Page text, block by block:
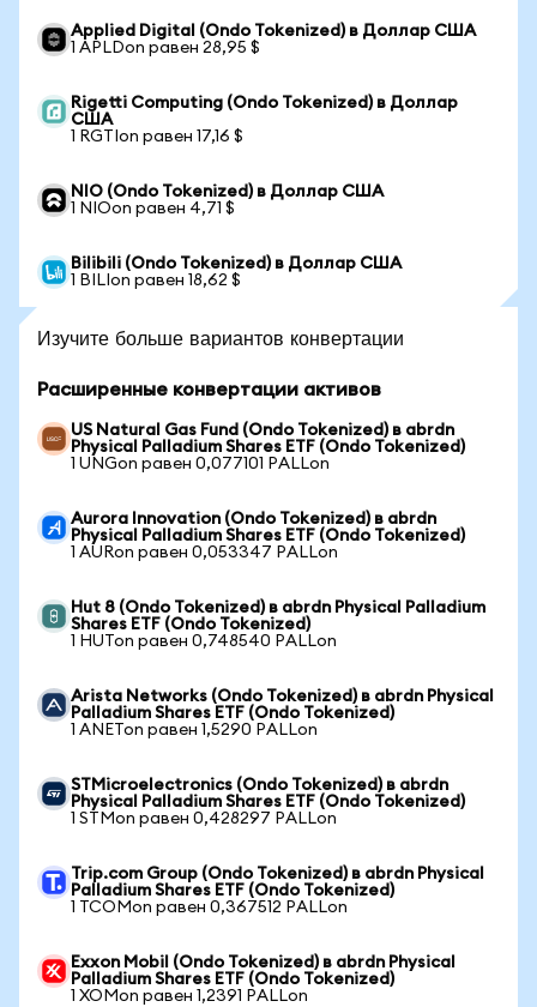
Applied Digital (Ondo Tokenized) в Доллар США
1 APLDon равен 28,95 $
Rigetti Computing (Ondo Tokenized) в Доллар
США
1 RGTIon равен 17,16 $
NIO (Ondo Tokenized) в Доллар США
1 NIOon равен 4,71 $
Bilibili (Ondo Tokenized) в Доллар США
1 BILIon равен 18,62 $
Изучите больше вариантов конвертации
Расширенные конвертации активов
US Natural Gas Fund (Ondo Tokenized) в abrdn
Physical Palladium Shares ETF (Ondo Tokenized)
1 UNGon равен 0,077101 PALLon
Aurora Innovation (Ondo Tokenized) в abrdn
Physical Palladium Shares ETF (Ondo Tokenized)
1 AURon равен 0,053347 PALLon
Hut 8 (Ondo Tokenized) в abrdn Physical Palladium
Shares ETF (Ondo Tokenized)
1 HUTon равен 0,748540 PALLon
Arista Networks (Ondo Tokenized) в abrdn Physical
Palladium Shares ETF (Ondo Tokenized)
1 ANETon равен 1,5290 PALLon
STMicroelectronics (Ondo Tokenized) в abrdn
Physical Palladium Shares ETF (Ondo Tokenized)
1 STMon равен 0,428297 PALLon
Trip.com Group (Ondo Tokenized) в abrdn Physical
Palladium Shares ETF (Ondo Tokenized)
1 TCOMon равен 0,367512 PALLon
Exxon Mobil (Ondo Tokenized) в abrdn Physical
Palladium Shares ETF (Ondo Tokenized)
1 XOMon равен 1,2391 PALLon